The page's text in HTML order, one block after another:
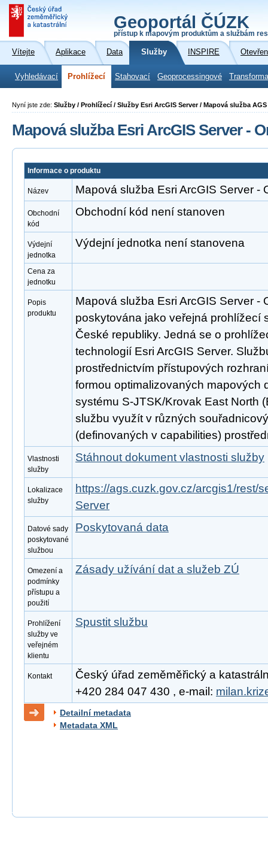
Geoportál ČÚZK
přístup k mapovým produktům a službám
Vítejte Aplikace Data Služby INSPIRE
Vyhledávací Prohlížecí Stahovací Geoprocessingové
Nyní jste zde: Služby / Prohlížecí / Služby Esri ArcGIS Server / Mapová služba
Mapová služba Esri ArcGIS Server -
Informace o produktu
Název Mapová služba Esri ArcGIS Server -
Obchodní
kód
Obchodní kód není stanoven
Výdejní
jednotka
Výdejní jednotka není stanovena
Cena za
jednotku
Popis
produktu
Mapová služba Esri ArcGIS Server -
poskytována jako veřejná prohlížecí
České republiky. Jedná se o
technologií Esri ArcGIS Server.
prostřednictvím přístupových
formou optimalizovaných mapových
systému S-JTSK/Krovak East North
službu využít v různých
(definovaných v capabilities)
Vlastnosti
služby
Stáhnout dokument vlastnosti služby
Lokalizace
služby
https://ags.cuzk.gov.cz/arcgis1/rest/
Server
Datové sady
poskytované
službou
Poskytovaná data
Omezení a
podmínky
přístupu a
použití
Zásady užívání dat a služeb ZÚ
Prohlížení
služby ve
veřejném
klientu
Spustit službu
Kontakt
Český úřad zeměměřický a
+420 284 047 430 , e-mail:
Detailní metadata
Metadata XML